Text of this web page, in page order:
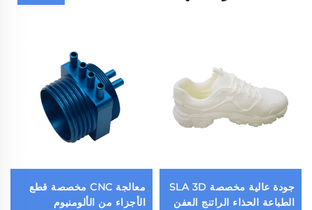
جودة عالية مخصصة SLA 3D
الطباعة الحذاء الراتنج العفن
معالجة CNC مخصصة قطع
الأجزاء من الألومنيوم